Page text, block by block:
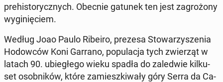
pre­hi­sto­rycz­nych. Obecnie gatunek ten jest za­gro­żo­ny
wy­gi­nię­ciem.
Według Joao Paulo Ribeiro, prezesa Sto­wa­rzy­sze­nia
Ho­dow­ców Koni Garrano, po­pu­la­cja tych zwie­rząt w
latach 90. ubie­głe­go wieku spadła do za­le­d­wie kil­ku­
set osob­ni­ków, które za­miesz­ki­wa­ły góry Serra da Ca­